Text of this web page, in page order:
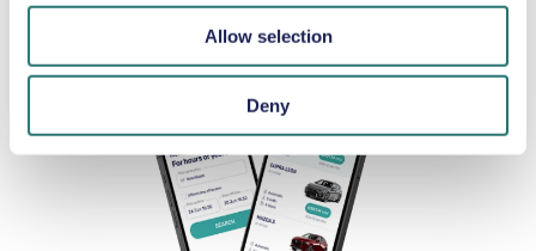
Allow selection
Deny
notre application.